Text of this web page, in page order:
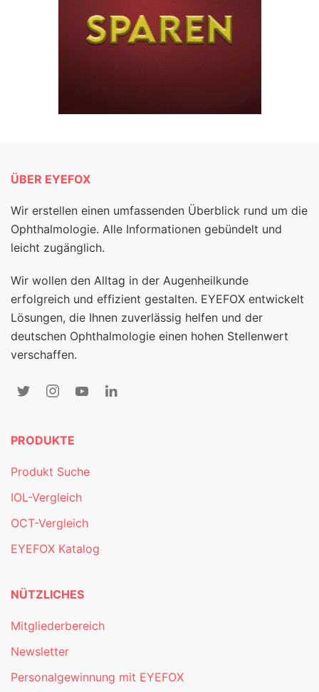
ÜBER EYEFOX
Wir erstellen einen umfassenden Überblick rund um die
Ophthalmologie. Alle Informationen gebündelt und
leicht zugänglich.
Wir wollen den Alltag in der Augenheilkunde
erfolgreich und effizient gestalten. EYEFOX entwickelt
Lösungen, die Ihnen zuverlässig helfen und der
deutschen Ophthalmologie einen hohen Stellenwert
verschaffen.
PRODUKTE
Produkt Suche
IOL-Vergleich
OCT-Vergleich
EYEFOX Katalog
NÜTZLICHES
Mitgliederbereich
Newsletter
Personalgewinnung mit EYEFOX